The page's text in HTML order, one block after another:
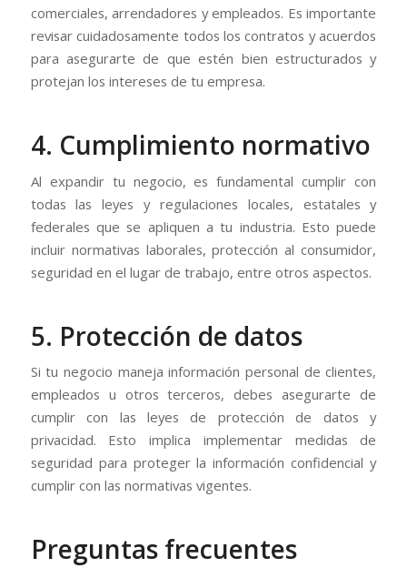
comerciales, arrendadores y empleados. Es importante
revisar cuidadosamente todos los contratos y acuerdos
para asegurarte de que estén bien estructurados y
protejan los intereses de tu empresa.
4. Cumplimiento normativo
Al expandir tu negocio, es fundamental cumplir con
todas las leyes y regulaciones locales, estatales y
federales que se apliquen a tu industria. Esto puede
incluir normativas laborales, protección al consumidor,
seguridad en el lugar de trabajo, entre otros aspectos.
5. Protección de datos
Si tu negocio maneja información personal de clientes,
empleados u otros terceros, debes asegurarte de
cumplir con las leyes de protección de datos y
privacidad. Esto implica implementar medidas de
seguridad para proteger la información confidencial y
cumplir con las normativas vigentes.
Preguntas frecuentes